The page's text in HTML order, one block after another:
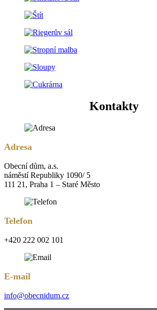
Kontakty
Adresa
Obecní dům, a.s.
náměstí Republiky 1090/ 5
111 21, Praha 1 – Staré Město
Telefon
+420 222 002 101
E-mail
info@obecnidum.cz